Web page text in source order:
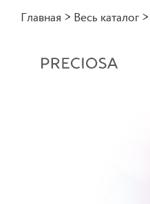
Главная > Весь каталог >